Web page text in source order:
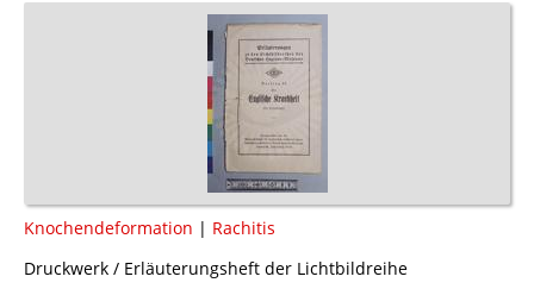
Knochendeformation | Rachitis
Druckwerk / Erläuterungsheft der Lichtbildreihe